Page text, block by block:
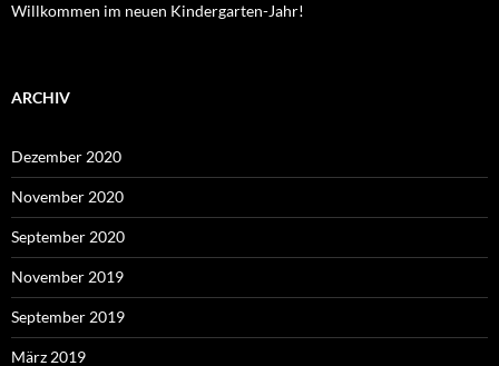
Willkommen im neuen Kindergarten-Jahr!
ARCHIV
Dezember 2020
November 2020
September 2020
November 2019
September 2019
März 2019